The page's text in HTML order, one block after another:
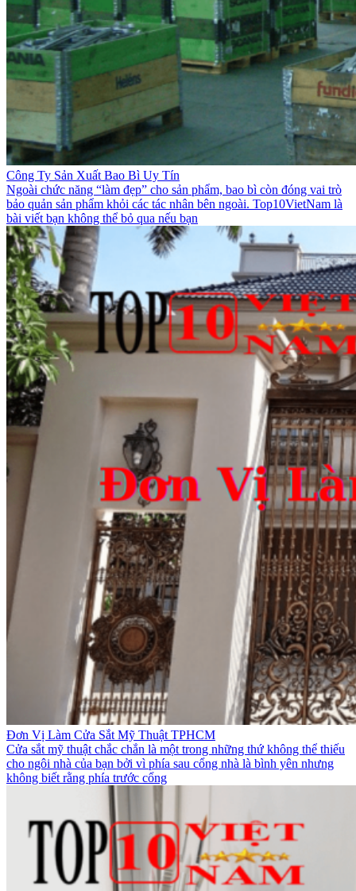
Công Ty Sản Xuất Bao Bì Uy Tín
Ngoài chức năng “làm đẹp” cho sản phẩm, bao bì còn đóng vai trò
bảo quản sản phẩm khỏi các tác nhân bên ngoài. Top10VietNam là
bài viết bạn không thể bỏ qua nếu bạn
Đơn Vị Làm Cửa Sắt Mỹ Thuật TPHCM
Cửa sắt mỹ thuật chắc chắn là một trong những thứ không thể thiếu
cho ngôi nhà của bạn bởi vì phía sau cổng nhà là bình yên nhưng
không biết rằng phía trước cổng